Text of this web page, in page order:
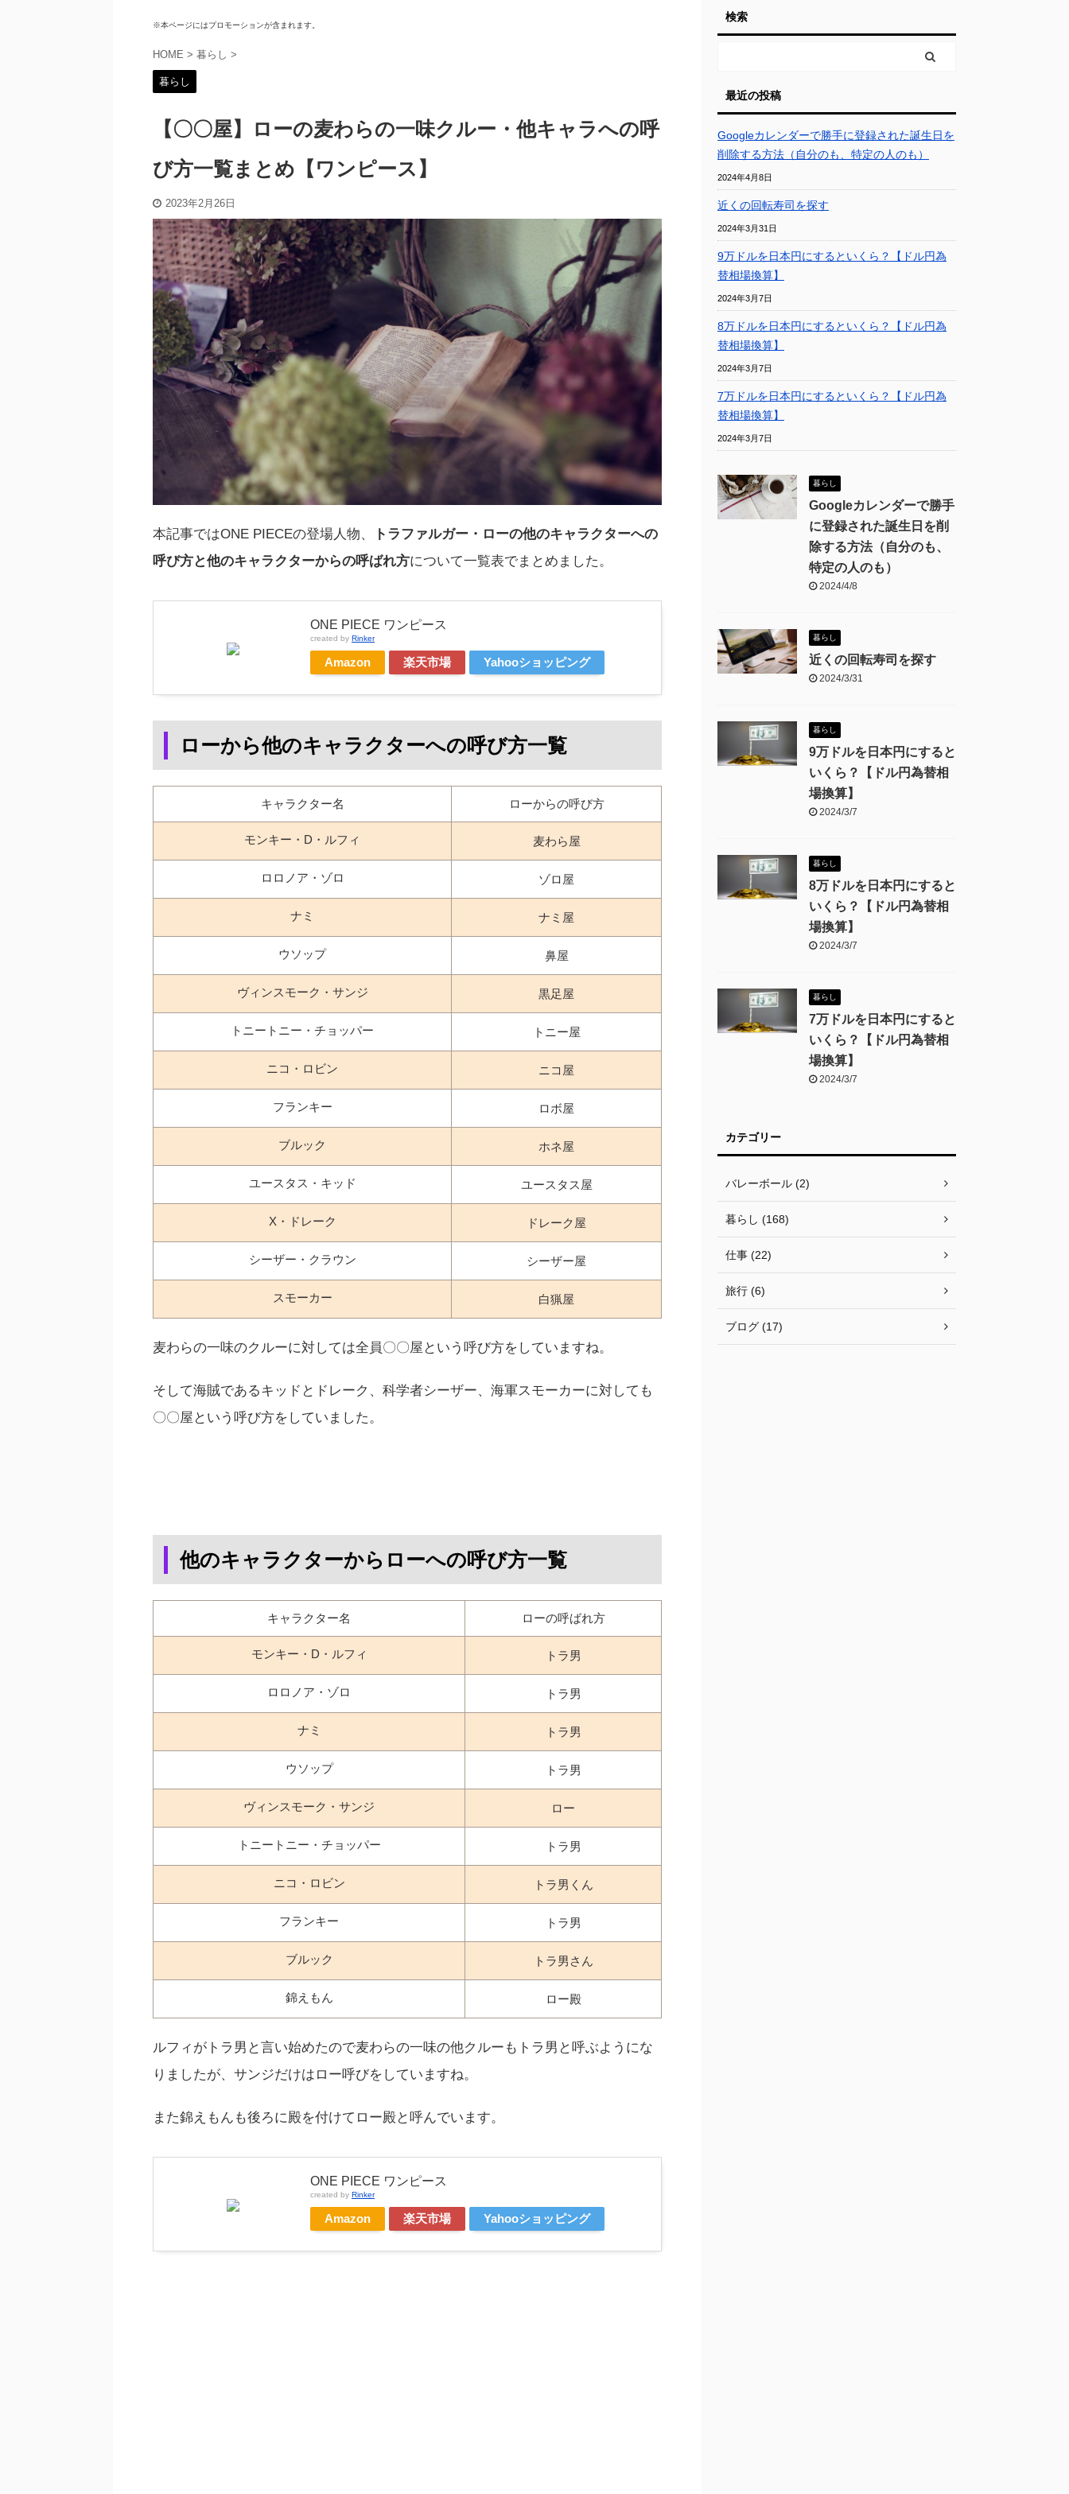
※本ページにはプロモーションが含まれます。
HOME > 暮らし >
暮らし
【〇〇屋】ローの麦わらの一味クルー・他キャラへの呼
び方一覧まとめ【ワンピース】
2023年2月26日
本記事ではONE PIECEの登場人物、
トラファルガー・ローの他のキャラクターへの
呼び方と他のキャラクターからの呼ばれ方について一覧表でまとめました。
ONE PIECE ワンピース
created by Rinker
Amazon 楽天市場 Yahooショッピング
ローから他のキャラクターへの呼び方一覧
キャラクター名 ローからの呼び方
モンキー・D・ルフィ 麦わら屋
ロロノア・ゾロ ゾロ屋
ナミ ナミ屋
ウソップ 鼻屋
ヴィンスモーク・サンジ 黒足屋
トニートニー・チョッパー トニー屋
ニコ・ロビン ニコ屋
フランキー ロボ屋
ブルック ホネ屋
ユースタス・キッド ユースタス屋
X・ドレーク ドレーク屋
シーザー・クラウン シーザー屋
スモーカー 白猟屋
麦わらの一味のクルーに対しては全員〇〇屋という呼び方をしていますね。
そして海賊であるキッドとドレーク、科学者シーザー、海軍スモーカーに対しても
〇〇屋という呼び方をしていました。
他のキャラクターからローへの呼び方一覧
キャラクター名 ローの呼ばれ方
モンキー・D・ルフィ トラ男
ロロノア・ゾロ トラ男
ナミ トラ男
ウソップ トラ男
ヴィンスモーク・サンジ ロー
トニートニー・チョッパー トラ男
ニコ・ロビン トラ男くん
フランキー トラ男
ブルック トラ男さん
錦えもん ロー殿
ルフィがトラ男と言い始めたので麦わらの一味の他クルーもトラ男と呼ぶようにな
りましたが、サンジだけはロー呼びをしていますね。
また錦えもんも後ろに殿を付けてロー殿と呼んでいます。
ONE PIECE ワンピース
created by Rinker
Amazon 楽天市場 Yahooショッピング
検索
最近の投稿
Googleカレンダーで勝手に登録された誕生日を
削除する方法（自分のも、特定の人のも）
2024年4月8日
近くの回転寿司を探す
2024年3月31日
9万ドルを日本円にするといくら？【ドル円為
替相場換算】
2024年3月7日
8万ドルを日本円にするといくら？【ドル円為
替相場換算】
2024年3月7日
7万ドルを日本円にするといくら？【ドル円為
替相場換算】
2024年3月7日
暮らし
Googleカレンダーで勝手
に登録された誕生日を削
除する方法（自分のも、
特定の人のも）
2024/4/8
暮らし
近くの回転寿司を探す
2024/3/31
暮らし
9万ドルを日本円にすると
いくら？【ドル円為替相
場換算】
2024/3/7
暮らし
8万ドルを日本円にすると
いくら？【ドル円為替相
場換算】
2024/3/7
暮らし
7万ドルを日本円にすると
いくら？【ドル円為替相
場換算】
2024/3/7
カテゴリー
バレーボール (2)
暮らし (168)
仕事 (22)
旅行 (6)
ブログ (17)